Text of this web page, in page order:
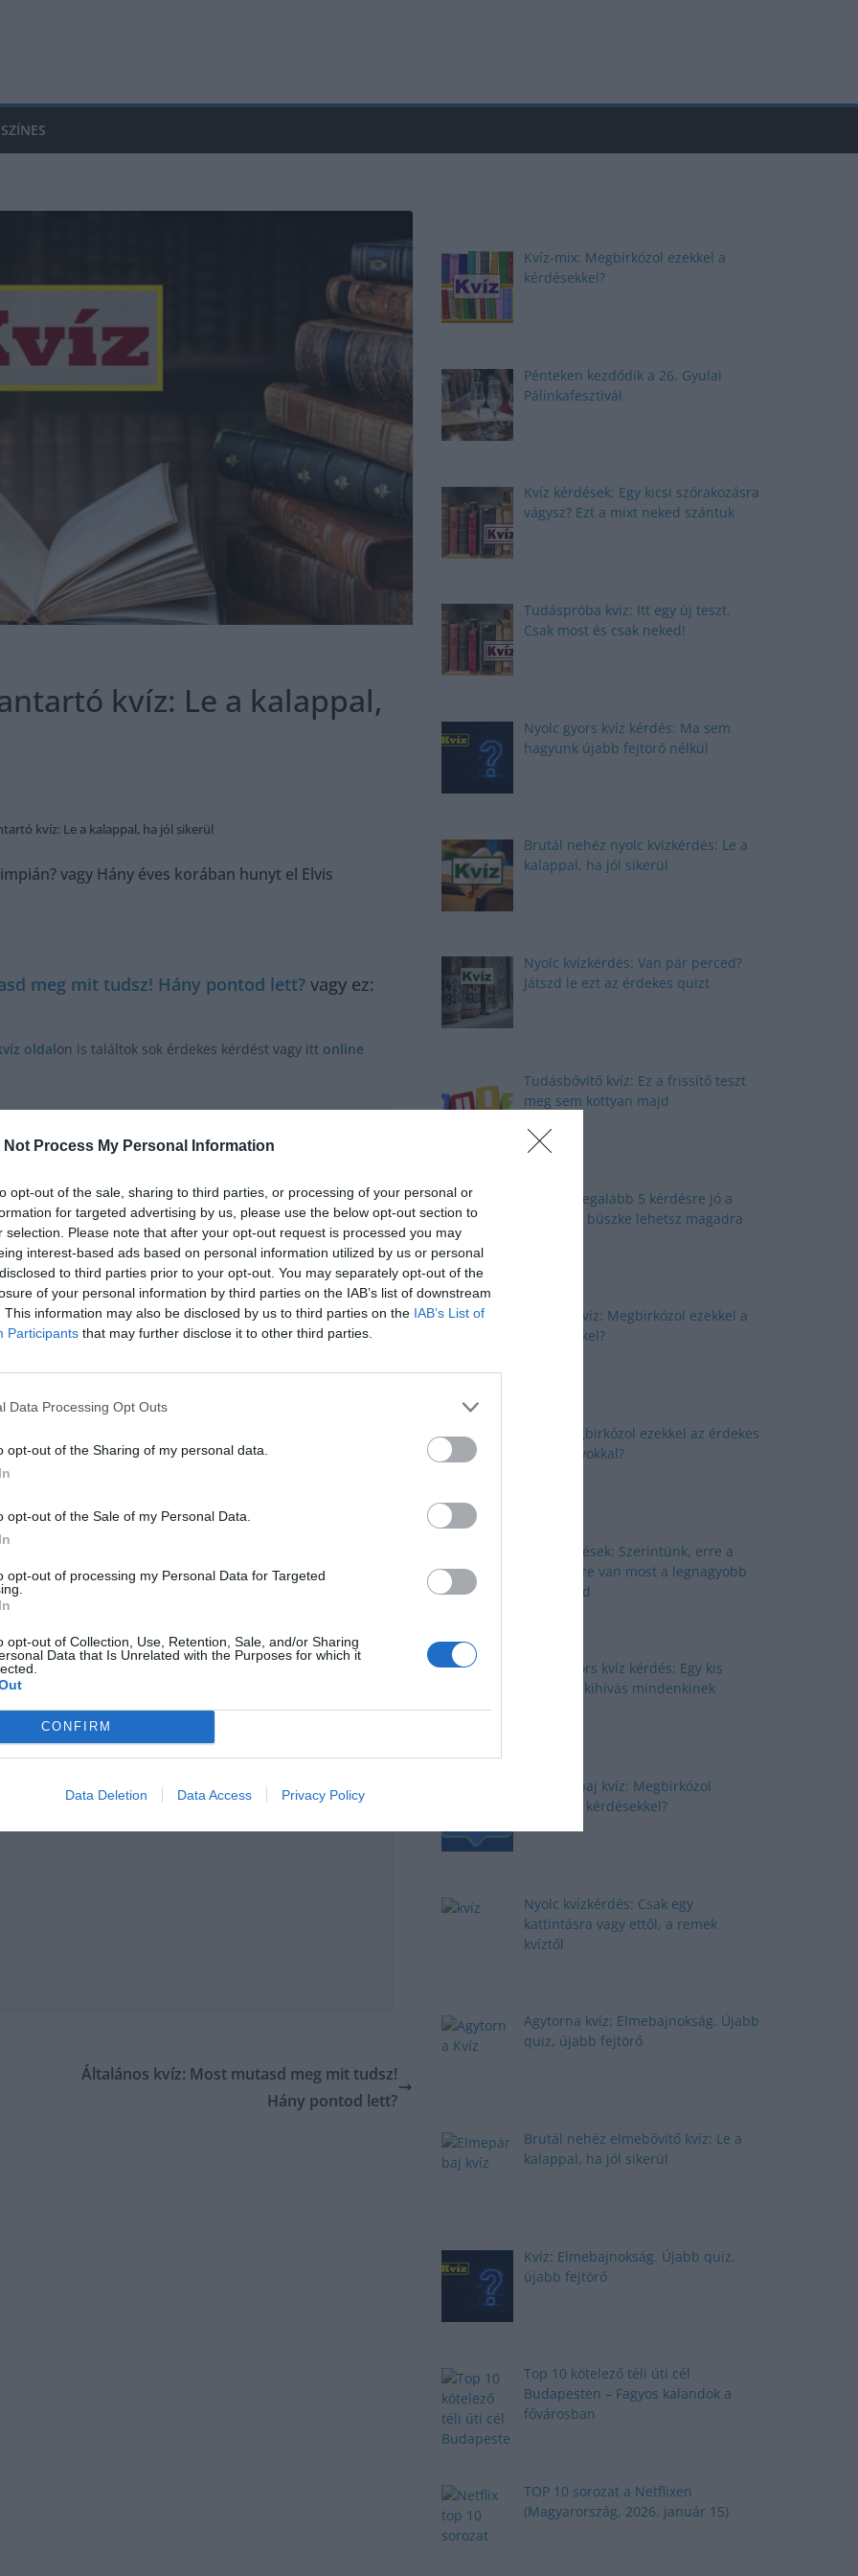
Not Process My Personal Information
opt-out of the sale, sharing to third parties, or processing of your personal or
for targeted advertising by us, please use the below opt-out section to
selection. Please note that after your opt-out request is processed you may
interest-based ads based on personal information utilized by us or personal
to third parties prior to your opt-out. You may separately opt-out of the
of your personal information by third parties on the IAB’s list of downstream
This information may also be disclosed by us to third parties on the IAB’s List of
Participants that may further disclose it to other third parties.
Data Processing Opt Outs
opt-out of the Sharing of my personal data.
opt-out of the Sale of my Personal Data.
opt-out of processing my Personal Data for Targeted
opt-out of Collection, Use, Retention, Sale, and/or Sharing
Data that Is Unrelated with the Purposes for which it
CONFIRM
Data Deletion Data Access Privacy Policy
SZÍNES
kvíz: Le a kalappal,
kvíz: Le a kalappal, ha jól sikerül
vagy Hány éves korában hunyt el Elvis
meg mit tudsz! Hány pontod lett? vagy ez:
oldalon is találtok sok érdekes kérdést vagy itt online
kvíz: Le a kalappal, ha jól sikerül
nyertes száma 1968-ban
Általános kvíz: Most mutasd meg mit tudsz!
Hány pontod lett?
Kvíz-mix: Megbirkózol ezekkel a
kérdésekkel?
Pénteken kezdődik a 26. Gyulai
Pálinkafesztivál
Kvíz kérdések: Egy kicsi szórakozásra
vágysz? Ezt a mixt neked szántuk
Tudáspróba kvíz: Itt egy új teszt.
Csak most és csak neked!
Nyolc gyors kvíz kérdés: Ma sem
hagyunk újabb fejtörő nélkül
Brutál nehéz nyolc kvízkérdés: Le a
kalappal, ha jól sikerül
Nyolc kvízkérdés: Van pár perced?
Játszd le ezt az érdekes quizt
Tudásbővítő kvíz: Ez a frissítő teszt
meg sem kottyan majd
Kvíz: Ha legalább 5 kérdésre jó a
válaszod, büszke lehetsz magadra
Okosító kvíz: Megbirkózol ezekkel a
kérdésekkel?
Kvíz: Megbirkózol ezekkel az érdekes
feladványokkal?
Kvíz kérdések: Szerintünk, erre a
kérdésekre van most a legnagyobb
szükséged
Nyolc gyors kvíz kérdés: Egy kis
izgalmas kihívás mindenkinek
Elmepárbaj kvíz: Megbirkózol
ezekkel a kérdésekkel?
Nyolc kvízkérdés: Csak egy
kattintásra vagy ettől, a remek
kvíztől
Agytorna kvíz: Elmebajnokság. Újabb
quiz, újabb fejtörő
Brutál nehéz elmebővítő kvíz: Le a
kalappal, ha jól sikerül
Kvíz: Elmebajnokság. Újabb quiz,
újabb fejtörő
Top 10 kötelező téli úti cél
Budapesten – Fagyos kalandok a
fővárosban
TOP 10 sorozat a Netflixen
(Magyarország, 2026. január 15)